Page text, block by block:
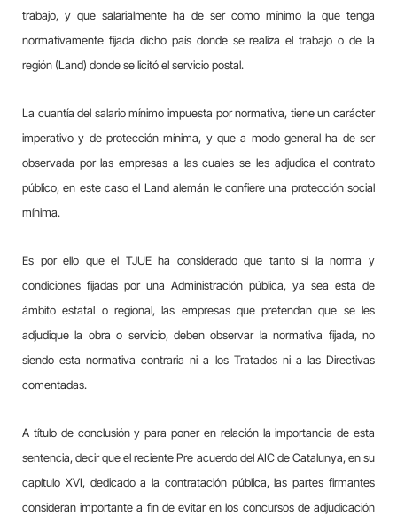
trabajo, y que salarialmente ha de ser como mínimo la que tenga
normativamente fijada dicho país donde se realiza el trabajo o de la
región (Land) donde se licitó el servicio postal.
La cuantía del salario mínimo impuesta por normativa, tiene un carácter
imperativo y de protección mínima, y que a modo general ha de ser
observada por las empresas a las cuales se les adjudica el contrato
público, en este caso el Land alemán le confiere una protección social
mínima.
Es por ello que el TJUE ha considerado que tanto si la norma y
condiciones fijadas por una Administración pública, ya sea esta de
ámbito estatal o regional, las empresas que pretendan que se les
adjudique la obra o servicio, deben observar la normativa fijada, no
siendo esta normativa contraria ni a los Tratados ni a las Directivas
comentadas.
A título de conclusión yparaponer en relación la importancia de esta
sentencia, decir que el reciente Pre acuerdo del AIC de Catalunya, en su
capítulo XVI, dedicado a la contratación pública, las partes firmantes
consideran importante a fin de evitar en los concursos de adjudicación